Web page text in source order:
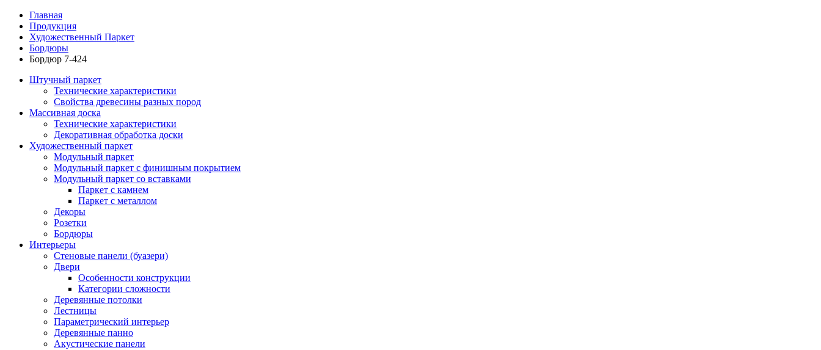
Главная
Продукция
Художественный Паркет
Бордюры
Бордюр 7-424
Штучный паркет
Технические характеристики
Свойства древесины разных пород
Массивная доска
Технические характеристики
Декоративная обработка доски
Художественный паркет
Модульный паркет
Модульный паркет с финишным покрытием
Модульный паркет со вставками
Паркет с камнем
Паркет с металлом
Декоры
Розетки
Бордюры
Интерьеры
Стеновые панели (буазери)
Двери
Особенности конструкции
Категории сложности
Деревянные потолки
Лестницы
Параметрический интерьер
Деревянные панно
Акустические панели